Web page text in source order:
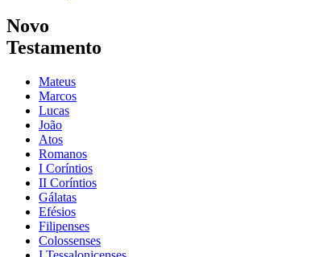
Novo
Testamento
Mateus
Marcos
Lucas
João
Atos
Romanos
I Coríntios
II Coríntios
Gálatas
Efésios
Filipenses
Colossenses